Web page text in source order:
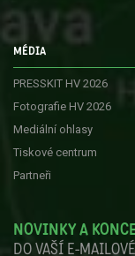
MÉDIA
PRESSKIT HV 2026
Fotografie HV 2026
Mediální ohlasy
Tiskové centrum
Partneři
NOVINKY A
DO VAŠÍ E-